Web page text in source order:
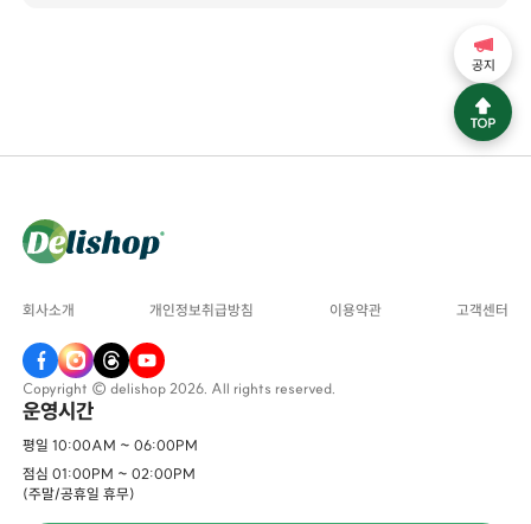
회사소개 개인정보취급방침 이용약관 고객센터
Copyright © delishop 2026. All rights reserved.
운영시간
평일 10:00AM ~ 06:00PM
점심 01:00PM ~ 02:00PM
(주말/공휴일 휴무)
공지